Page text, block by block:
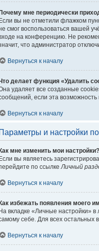
мне периодически
вы не отметили флажком
смог воспользоваться вашей
на конференцию. Не
что администратор
Вернуться к началу
делает функция «Удалить
удаляет все созданные
если эта
Вернуться к началу
Параметры и настройки
мне изменить мои настройки?
вы являетесь
по ссылке Личный
Вернуться к началу
избежать появления моего
вкладке «Личные настройки»
себе. Для всех остальных
Вернуться к началу